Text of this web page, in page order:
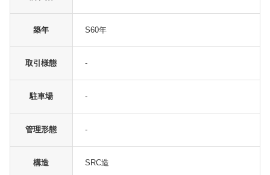
築年 S60年
取引様態 -
駐車場 -
管理形態 -
構造 SRC造